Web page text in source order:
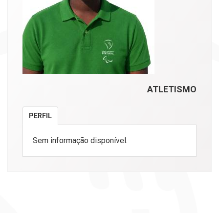
ATLETISMO
PERFIL
Sem informação disponível.